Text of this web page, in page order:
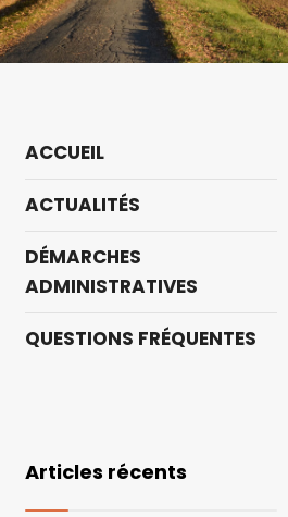
ACCUEIL
ACTUALITÉS
DÉMARCHES
ADMINISTRATIVES
QUESTIONS FRÉQUENTES
Articles récents